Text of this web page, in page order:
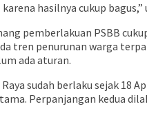
hasilnya cukup bagus,”
pemberlakuan PSBB
tren penurunan warga
ada aturan.
sudah berlaku sejak 18
Perpanjangan kedua